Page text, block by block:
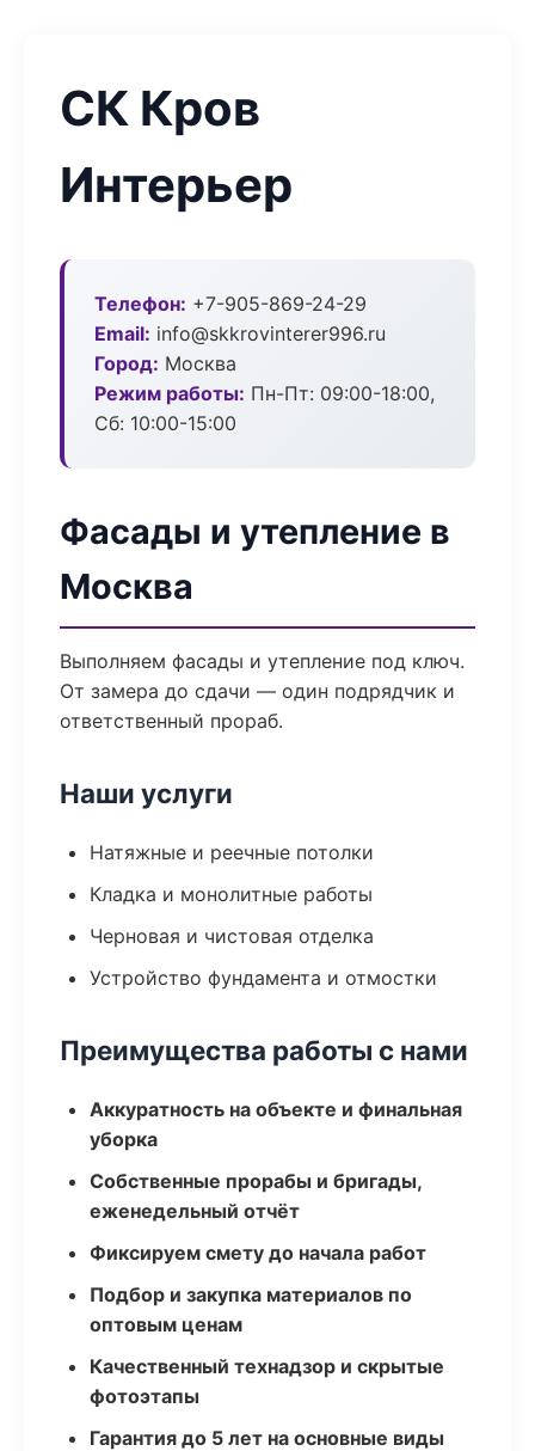
СК Кров
Интерьер
Телефон: +7-905-869-24-29
Email: info@skkrovinterer996.ru
Город: Москва
Режим работы: Пн-Пт: 09:00-18:00,
Сб: 10:00-15:00
Фасады и утепление в
Москва
Выполняем фасады и утепление под ключ.
От замера до сдачи — один подрядчик и
ответственный прораб.
Наши услуги
Натяжные и реечные потолки
Кладка и монолитные работы
Черновая и чистовая отделка
Устройство фундамента и отмостки
Преимущества работы с нами
Аккуратность на объекте и финальная
уборка
Собственные прорабы и бригады,
еженедельный отчёт
Фиксируем смету до начала работ
Подбор и закупка материалов по
оптовым ценам
Качественный технадзор и скрытые
фотоэтапы
Гарантия до 5 лет на основные виды